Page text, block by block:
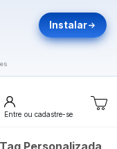
Instalar
Entre ou cadastre-se
Tag Personalizada